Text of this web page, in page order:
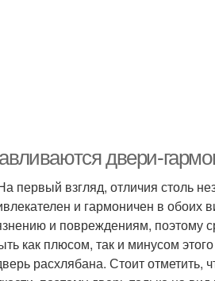
двери-
взгляд, отличия столь
и гармоничен в обоих
и повреждениям, поэтому
как плюсом, так и минусом
расхлябана. Стоит отметить,